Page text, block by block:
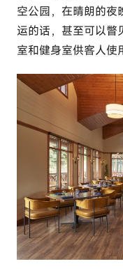
空公园，在晴朗的夜
运的话，甚至可以瞥
室和健身室供客人使